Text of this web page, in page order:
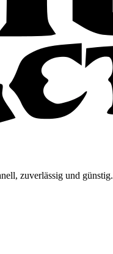
zuverlässig und günstig.